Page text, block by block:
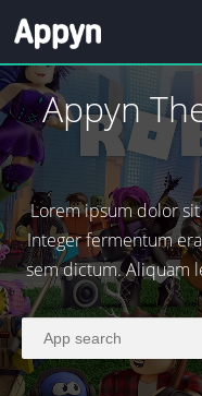
Appyn
Lorem ipsum dolor
Integer fermentum
sem dictum. Aliquam